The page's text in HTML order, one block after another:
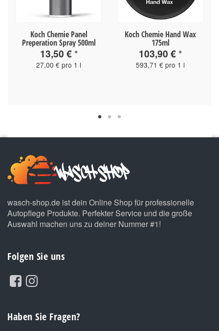
Koch Chemie Panel
Preperation Spray 500ml
13,50 €*
27,00 € pro 1 l
Koch Chemie Hand Wax
175ml
103,90 €*
593,71 € pro 1 l
wasch-shop.de ist dein Online Shop für professionelle
Autopflege Produkte. Perfekter Service und die große
Auswahl machen uns zu deiner Nummer #1!
Folgen Sie uns
Haben Sie Fragen?